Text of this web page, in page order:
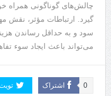
چالش‌های گوناگونی همراه
گیرد. ارتباطات مؤثر، نقش
سود و به حداقل رساندن
می‌تواند باعث ایجاد سوء
اشتراک 0